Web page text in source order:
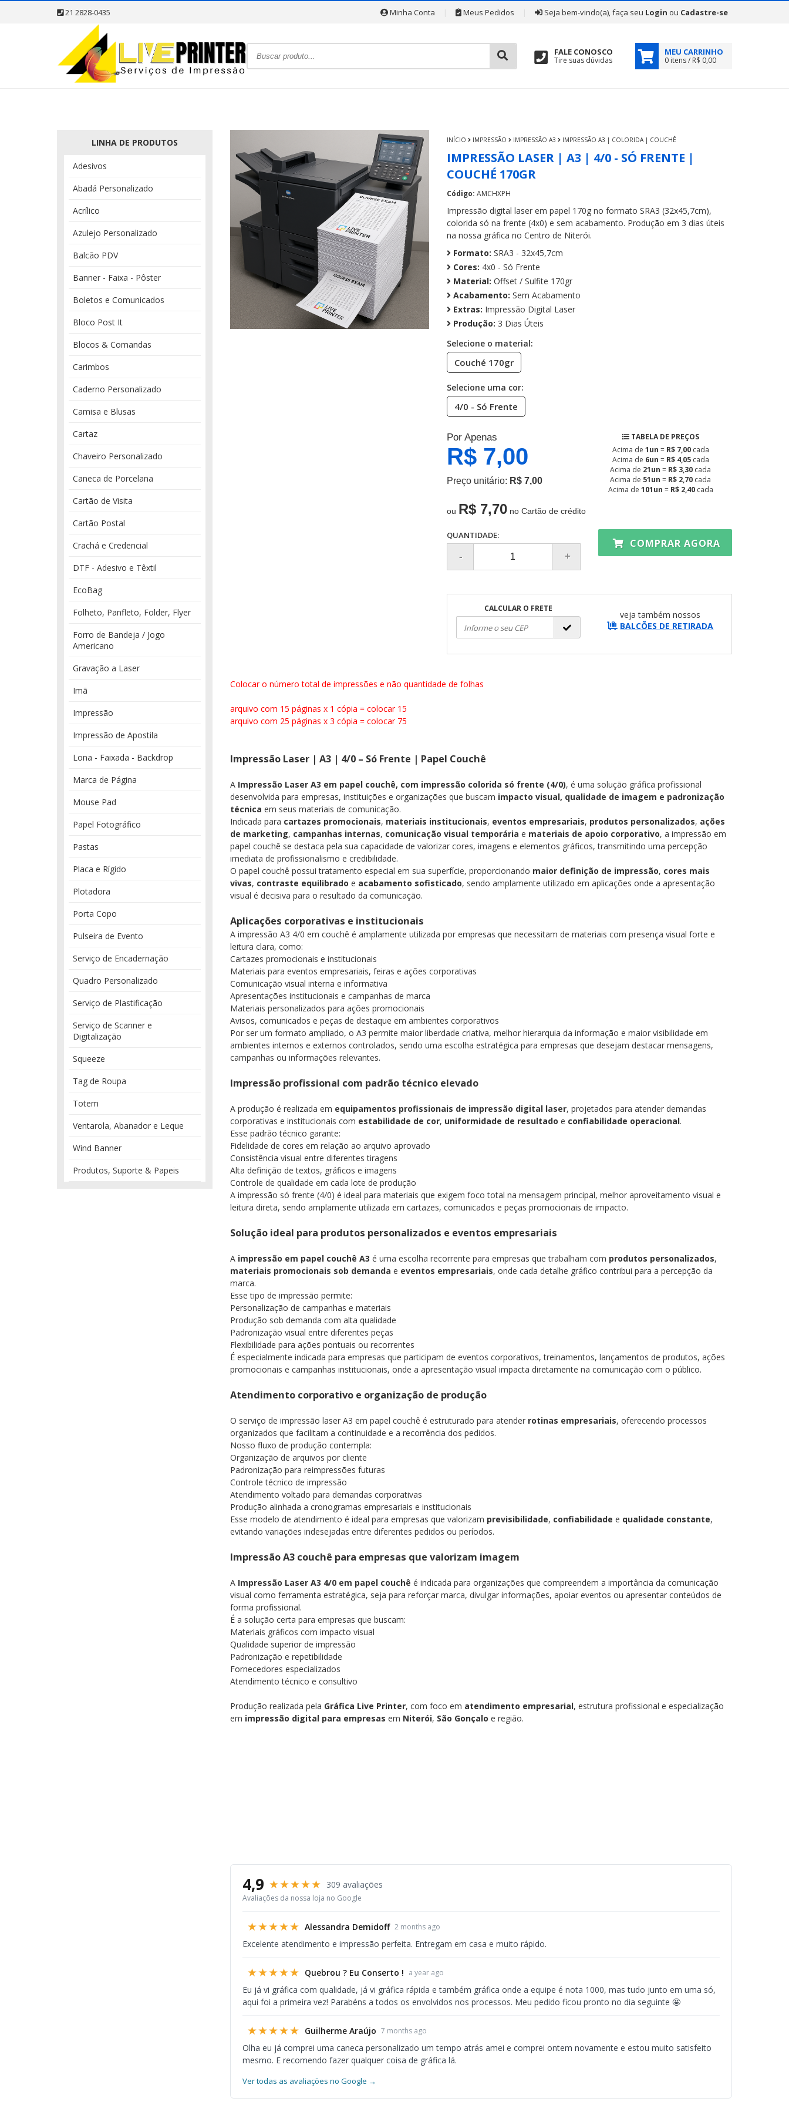
21 2828-0435 Minha Conta Meus Pedidos Seja bem-vindo(a), faça seu Login ou Cadastre-se
FALE CONOSCO
Tire suas dúvidas
MEU CARRINHO
0 itens / R$ 0,00
LINHA DE PRODUTOS
Adesivos
Abadá Personalizado
Acrílico
Azulejo Personalizado
Balcão PDV
Banner - Faixa - Pôster
Boletos e Comunicados
Bloco Post It
Blocos & Comandas
Carimbos
Caderno Personalizado
Camisa e Blusas
Cartaz
Chaveiro Personalizado
Caneca de Porcelana
Cartão de Visita
Cartão Postal
Crachá e Credencial
DTF - Adesivo e Têxtil
EcoBag
Folheto, Panfleto, Folder, Flyer
Forro de Bandeja / Jogo
Americano
Gravação a Laser
Imã
Impressão
Impressão de Apostila
Lona - Faixada - Backdrop
Marca de Página
Mouse Pad
Papel Fotográfico
Pastas
Placa e Rígido
Plotadora
Porta Copo
Pulseira de Evento
Serviço de Encadernação
Quadro Personalizado
Serviço de Plastificação
Serviço de Scanner e
Digitalização
Squeeze
Tag de Roupa
Totem
Ventarola, Abanador e Leque
Wind Banner
Produtos, Suporte & Papeis
INÍCIO IMPRESSÃO IMPRESSÃO A3 IMPRESSÃO A3 | COLORIDA | COUCHÊ
IMPRESSÃO LASER | A3 | 4/0 - SÓ FRENTE |
COUCHÉ 170GR
Código: AMCHXPH
Impressão digital laser em papel 170g no formato SRA3 (32x45,7cm),
colorida só na frente (4x0) e sem acabamento. Produção em 3 dias úteis
na nossa gráfica no Centro de Niterói.
Formato: SRA3 - 32x45,7cm
Cores: 4x0 - Só Frente
Material: Offset / Sulfite 170gr
Acabamento: Sem Acabamento
Extras: Impressão Digital Laser
Produção: 3 Dias Úteis
Selecione o material:
Couché 170gr
Selecione uma cor:
4/0 - Só Frente
Por Apenas
R$ 7,00
Preço unitário: R$ 7,00
ou R$ 7,70 no Cartão de crédito
TABELA DE PREÇOS
Acima de 1un = R$ 7,00 cada
Acima de 6un = R$ 4,05 cada
Acima de 21un = R$ 3,30 cada
Acima de 51un = R$ 2,70 cada
Acima de 101un = R$ 2,40 cada
QUANTIDADE:
COMPRAR AGORA
CALCULAR O FRETE
veja também nossos
BALCÕES DE RETIRADA
Colocar o número total de impressões e não quantidade de folhas
arquivo com 15 páginas x 1 cópia = colocar 15
arquivo com 25 páginas x 3 cópia = colocar 75
Impressão Laser | A3 | 4/0 – Só Frente | Papel Couchê
A Impressão Laser A3 em papel couchê, com impressão colorida só frente (4/0), é uma solução gráfica profissional
desenvolvida para empresas, instituições e organizações que buscam impacto visual, qualidade de imagem e padronização
técnica em seus materiais de comunicação.
Indicada para cartazes promocionais, materiais institucionais, eventos empresariais, produtos personalizados, ações
de marketing, campanhas internas, comunicação visual temporária e materiais de apoio corporativo, a impressão em
papel couchê se destaca pela sua capacidade de valorizar cores, imagens e elementos gráficos, transmitindo uma percepção
imediata de profissionalismo e credibilidade.
O papel couchê possui tratamento especial em sua superfície, proporcionando maior definição de impressão, cores mais
vivas, contraste equilibrado e acabamento sofisticado, sendo amplamente utilizado em aplicações onde a apresentação
visual é decisiva para o resultado da comunicação.
Aplicações corporativas e institucionais
A impressão A3 4/0 em couchê é amplamente utilizada por empresas que necessitam de materiais com presença visual forte e
leitura clara, como:
Cartazes promocionais e institucionais
Materiais para eventos empresariais, feiras e ações corporativas
Comunicação visual interna e informativa
Apresentações institucionais e campanhas de marca
Materiais personalizados para ações promocionais
Avisos, comunicados e peças de destaque em ambientes corporativos
Por ser um formato ampliado, o A3 permite maior liberdade criativa, melhor hierarquia da informação e maior visibilidade em
ambientes internos e externos controlados, sendo uma escolha estratégica para empresas que desejam destacar mensagens,
campanhas ou informações relevantes.
Impressão profissional com padrão técnico elevado
A produção é realizada em equipamentos profissionais de impressão digital laser, projetados para atender demandas
corporativas e institucionais com estabilidade de cor, uniformidade de resultado e confiabilidade operacional.
Esse padrão técnico garante:
Fidelidade de cores em relação ao arquivo aprovado
Consistência visual entre diferentes tiragens
Alta definição de textos, gráficos e imagens
Controle de qualidade em cada lote de produção
A impressão só frente (4/0) é ideal para materiais que exigem foco total na mensagem principal, melhor aproveitamento visual e
leitura direta, sendo amplamente utilizada em cartazes, comunicados e peças promocionais de impacto.
Solução ideal para produtos personalizados e eventos empresariais
A impressão em papel couchê A3 é uma escolha recorrente para empresas que trabalham com produtos personalizados,
materiais promocionais sob demanda e eventos empresariais, onde cada detalhe gráfico contribui para a percepção da
marca.
Esse tipo de impressão permite:
Personalização de campanhas e materiais
Produção sob demanda com alta qualidade
Padronização visual entre diferentes peças
Flexibilidade para ações pontuais ou recorrentes
É especialmente indicada para empresas que participam de eventos corporativos, treinamentos, lançamentos de produtos, ações
promocionais e campanhas institucionais, onde a apresentação visual impacta diretamente na comunicação com o público.
Atendimento corporativo e organização de produção
O serviço de impressão laser A3 em papel couchê é estruturado para atender rotinas empresariais, oferecendo processos
organizados que facilitam a continuidade e a recorrência dos pedidos.
Nosso fluxo de produção contempla:
Organização de arquivos por cliente
Padronização para reimpressões futuras
Controle técnico de impressão
Atendimento voltado para demandas corporativas
Produção alinhada a cronogramas empresariais e institucionais
Esse modelo de atendimento é ideal para empresas que valorizam previsibilidade, confiabilidade e qualidade constante,
evitando variações indesejadas entre diferentes pedidos ou períodos.
Impressão A3 couchê para empresas que valorizam imagem
A Impressão Laser A3 4/0 em papel couchê é indicada para organizações que compreendem a importância da comunicação
visual como ferramenta estratégica, seja para reforçar marca, divulgar informações, apoiar eventos ou apresentar conteúdos de
forma profissional.
É a solução certa para empresas que buscam:
Materiais gráficos com impacto visual
Qualidade superior de impressão
Padronização e repetibilidade
Fornecedores especializados
Atendimento técnico e consultivo
Produção realizada pela Gráfica Live Printer, com foco em atendimento empresarial, estrutura profissional e especialização
em impressão digital para empresas em Niterói, São Gonçalo e região.
4,9 ★★★★★ 309 avaliações
Avaliações da nossa loja no Google
★★★★★ Alessandra Demidoff 2 months ago
Excelente atendimento e impressão perfeita. Entregam em casa e muito rápido.
★★★★★ Quebrou ? Eu Conserto ! a year ago
Eu já vi gráfica com qualidade, já vi gráfica rápida e também gráfica onde a equipe é nota 1000, mas tudo junto em uma só,
aqui foi a primeira vez! Parabéns a todos os envolvidos nos processos. Meu pedido ficou pronto no dia seguinte 🤩
★★★★★ Guilherme Araújo 7 months ago
Olha eu já comprei uma caneca personalizado um tempo atrás amei e comprei ontem novamente e estou muito satisfeito
mesmo. E recomendo fazer qualquer coisa de gráfica lá.
Ver todas as avaliações no Google →